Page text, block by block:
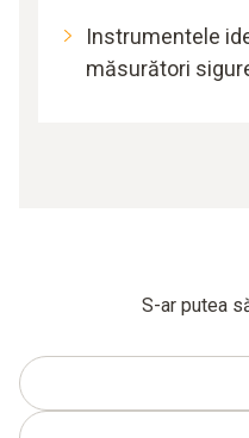
Instrumentele
măsurători
S-ar putea